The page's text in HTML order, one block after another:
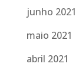
junho 2021
maio 2021
abril 2021